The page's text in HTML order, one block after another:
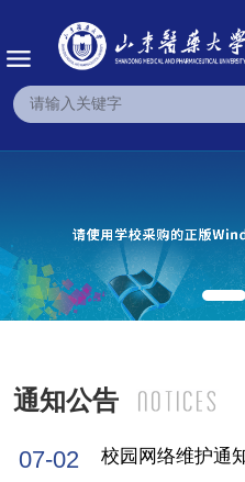
通知公告
07-02 校园网络维护通